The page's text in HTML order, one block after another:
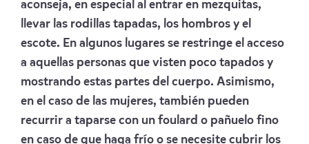
aconseja, en especial al entrar en mezquitas,
llevar las rodillas tapadas, los hombros y el
escote. En algunos lugares se restringe el acceso
a aquellas personas que visten poco tapados y
mostrando estas partes del cuerpo. Asimismo,
en el caso de las mujeres, también pueden
recurrir a taparse con un foulard o pañuelo fino
en caso de que haga frío o se necesite cubrir los